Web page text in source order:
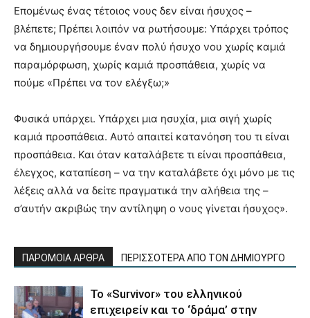
Επομένως ένας τέτοιος νους δεν είναι ήσυχος –
βλέπετε; Πρέπει λοιπόν να ρωτήσουμε: Υπάρχει τρόπος
να δημιουργήσουμε έναν πολύ ήσυχο νου χωρίς καμιά
παραμόρφωση, χωρίς καμιά προσπάθεια, χωρίς να
πούμε «Πρέπει να τον ελέγξω;»
Φυσικά υπάρχει. Υπάρχει μια ησυχία, μια σιγή χωρίς
καμιά προσπάθεια. Αυτό απαιτεί κατανόηση του τι είναι
προσπάθεια. Και όταν καταλάβετε τι είναι προσπάθεια,
έλεγχος, καταπίεση – να την καταλάβετε όχι μόνο με τις
λέξεις αλλά να δείτε πραγματικά την αλήθεια της –
σ’αυτήν ακριβώς την αντίληψη ο νους γίνεται ήσυχος».
ΠΑΡΟΜΟΙΑ ΑΡΘΡΑ ΠΕΡΙΣΣΟΤΕΡΑ ΑΠΟ ΤΟΝ ΔΗΜΙΟΥΡΓΟ
Το «Survivor» του ελληνικού
επιχειρείν και το ‘δράμα’ στην